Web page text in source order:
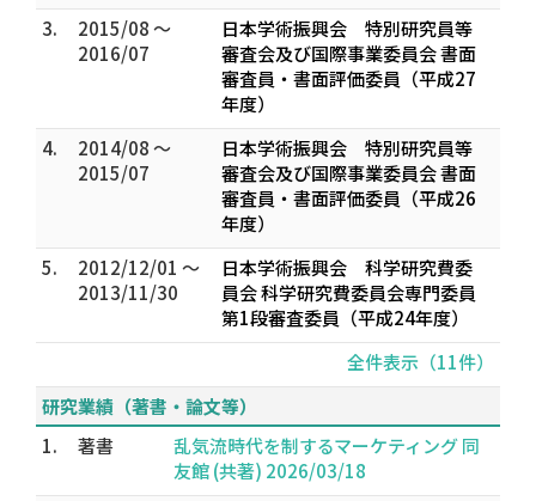
3.
2015/08 ～
2016/07
日本学術振興会 特別研究員等
審査会及び国際事業委員会 書面
審査員・書面評価委員（平成27
年度）
4.
2014/08 ～
2015/07
日本学術振興会 特別研究員等
審査会及び国際事業委員会 書面
審査員・書面評価委員（平成26
年度）
5.
2012/12/01 ～
2013/11/30
日本学術振興会 科学研究費委
員会 科学研究費委員会専門委員
第1段審査委員（平成24年度）
全件表示（11件）
研究業績（著書・論文等）
1.
著書
乱気流時代を制するマーケティング 同
友館 (共著) 2026/03/18